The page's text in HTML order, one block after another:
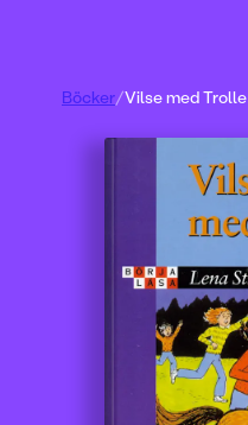
Böcker/Vilse med Trolle